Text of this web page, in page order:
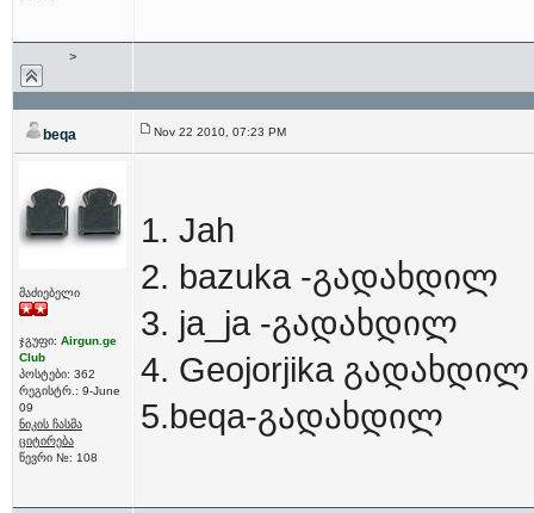
>
beqa Nov 22 2010, 07:23 PM
მაძიებელი
ჯგუფი: Airgun.ge
Club
პოსტები: 362
რეგისტრ.: 9-June
09
ნიკის ჩასმა
ციტირება
წევრი №: 108
1. Jah
2. bazuka -გადახდილ
3. ja_ja -გადახდილ
4. Geojorjika გადახდილ
5.beqa-გადახდილ